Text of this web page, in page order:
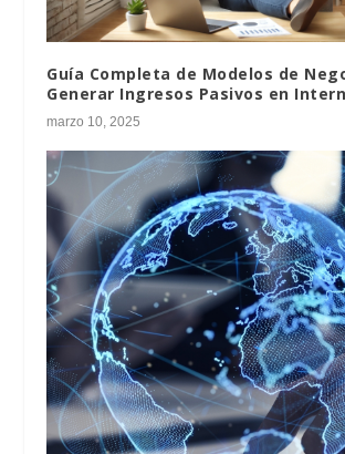
Guía Completa de Modelos de
Generar Ingresos Pasivos en
marzo 10, 2025